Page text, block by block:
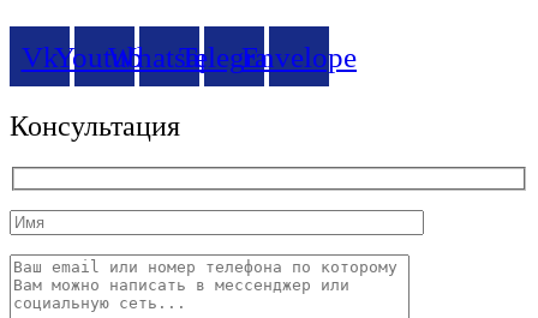
VkYoutubeWhatsappTelegramEnvelope
Консультация